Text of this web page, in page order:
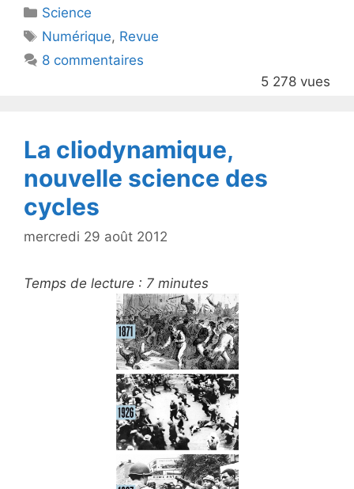
er e
b
o
Catégories
Science
Étiquettes
Numérique, Revue
8 commentaires
5 278 vues
La cliodynamique,
nouvelle science des
cycles
mercredi 29 août 2012
Temps de lecture : 7 minutes